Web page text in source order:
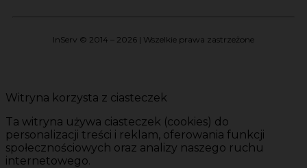
InServ © 2014 – 2026 | Wszelkie prawa zastrzeżone
Witryna korzysta z ciasteczek
Ta witryna używa ciasteczek (cookies) do
personalizacji treści i reklam, oferowania funkcji
społecznościowych oraz analizy naszego ruchu
internetowego.